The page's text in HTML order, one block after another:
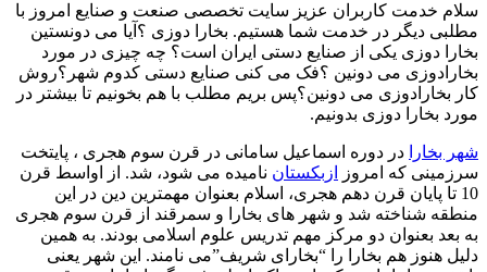
سلام خدمت کاربران عزیز سایت تخصصی صنعت و صنایع امروز با
مطلبی دیگر در خدمت شما هستیم. بخارا دوزی ؟آیا می دونستین
بخارا دوزی یکی از صنایع دستی ایران است؟ چه چیزی در مورد
بخارادوزی می دونین ؟فک می کنی صنایع دستی کدوم شهر؟روش
کار بخارادوزی می دونین؟پس بریم مطلب با هم بخونیم تا بیشتر در
مورد بخارا دوزی بدونیم.
شهر بخارا
در دوره اسماعیل سامانی در قرن سوم هجری ، پایتخت
سرزمینی که امروز
ازبکستان نامیده می شود، شد. از اواسط قرن
10 تا پایان قرن دهم هجری، اسلام بعنوان مهمترین دین در این
منطقه شناخته شد و شهر های بخارا و سمرقند از قرن سوم هجری
به بعد بعنوان دو مرکز مهم تدریس علوم اسلامی بودند. به همین
دلیل هنوز هم بخارا را “بخارای شریف”می نامند. این شهر یعنی